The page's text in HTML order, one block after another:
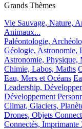
Grands Thèmes
Vie Sauvage, Nature,
Animaux...
Paléontologie,
Géologie, Astronomie,
Astronomie, Physique,
Chimie, Labos, Maths
Eau, Mers et Océans
Leadership,
Développement
Climat, Glaciers,
Drones, Objets
Connectés, Imprimante